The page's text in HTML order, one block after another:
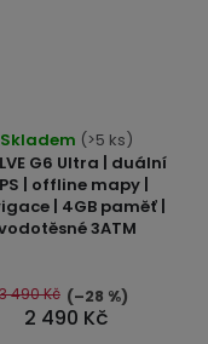
G6 Ultra | duální
| offline mapy |
| 4GB paměť |
3ATM
hodnocení
produktu
je
5,0
5
hvězdiček.
Skladem (>5 ks)
2 490 Kč
3 490 Kč (–28 %)